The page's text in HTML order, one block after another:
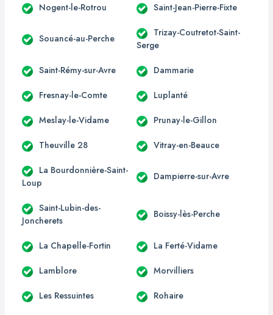
Nogent-le-Rotrou Saint-Jean-Pierre-Fixte
Souancé-au-Perche
Trizay-Coutretot-Saint-
Serge
Saint-Rémy-sur-Avre Dammarie
Fresnay-le-Comte Luplanté
Meslay-le-Vidame Prunay-le-Gillon
Theuville 28 Vitray-en-Beauce
La Bourdonnière-Saint-
Loup
Dampierre-sur-Avre
Saint-Lubin-des-
Joncherets
Boissy-lès-Perche
La Chapelle-Fortin La Ferté-Vidame
Lamblore Morvilliers
Les Ressuintes Rohaire